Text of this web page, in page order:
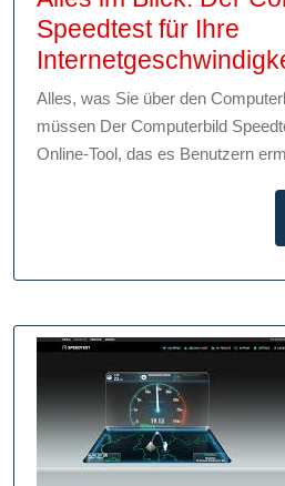
Speedtest für Ihre
Alles, was Sie über den
müssen Der Computerbild
Online-Tool, das es Benutzern